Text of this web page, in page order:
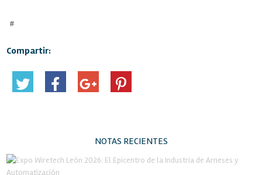
#
Compartir:
NOTAS RECIENTES